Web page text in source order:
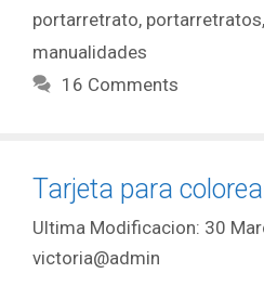
portarretrato, portarretratos,
manualidades
16 Comments
Tarjeta para
30
victoria@admin